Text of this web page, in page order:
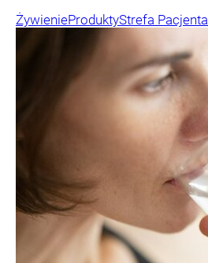
ŻywienieProduktyStrefa Pacjenta